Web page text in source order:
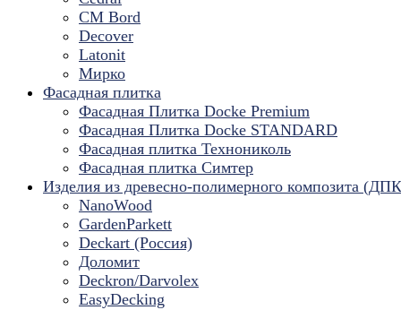
CM Bord
Decover
Latonit
Мирко
Фасадная плитка
Фасадная Плитка Docke Premium
Фасадная Плитка Docke STANDARD
Фасадная плитка Технониколь
Фасадная плитка Симтер
Изделия из древесно-полимерного композита
NanoWood
GardenParkett
Deckart (Россия)
Доломит
Deckron/Darvolex
EasyDecking